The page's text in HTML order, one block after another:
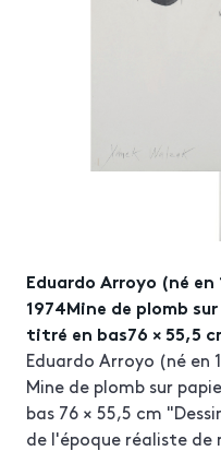
Eduardo Arroyo (né
1974Mine de plomb
titré en bas76 × 55,5
Eduardo Arroyo (né en
Mine de plomb sur
bas 76 × 55,5 cm
de l'époque réaliste